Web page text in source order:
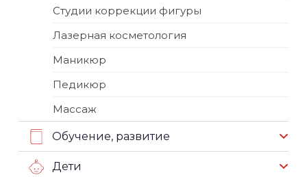
Студии коррекции фигуры
Лазерная косметология
Маникюр
Педикюр
Массаж
Обучение, развитие
Дети